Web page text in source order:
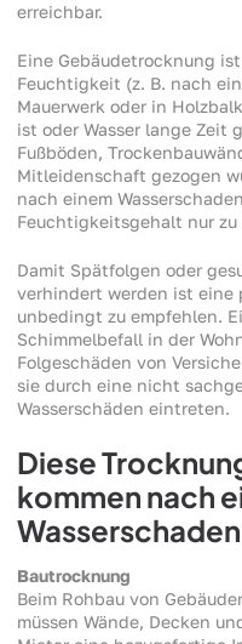
erreichbar.
Eine Gebäudetrocknung
Feuchtigkeit (z. B. nach
Mauerwerk oder in
ist oder Wasser lange Zeit
Fußböden,
Mitleidenschaft gezogen
nach einem
Feuchtigkeitsgehalt nur zu
Damit Spätfolgen oder
verhindert werden ist eine
unbedingt zu empfehlen.
Schimmelbefall in der
Folgeschäden von
sie durch eine nicht
Wasserschäden eintreten.
Diese
kommen nach
Bautrocknung
Beim Rohbau von
müssen Wände, Decken